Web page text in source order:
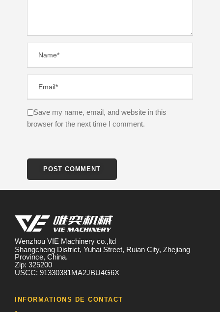
Save my name, email, and website in this
browser for the next time I comment.
Wenzhou VIE Machinery co.,ltd
Shangcheng District, Yuhai Street, Ruian City, Zhejiang
Province, China.
Zip: 325200
USCC: 91330381MA2JBU4G6X
INFORMATIONS DE CONTACT